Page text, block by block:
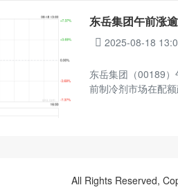
东岳集团午前涨
2025-08-18
东岳集团（00189
前制冷剂市场在配
All Rights Reserved,